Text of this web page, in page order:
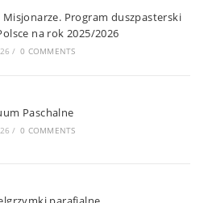
Misjonarze. Program duszpasterski
na rok 2025/2026
/ 0 COMMENTS
Paschalne
/ 0 COMMENTS